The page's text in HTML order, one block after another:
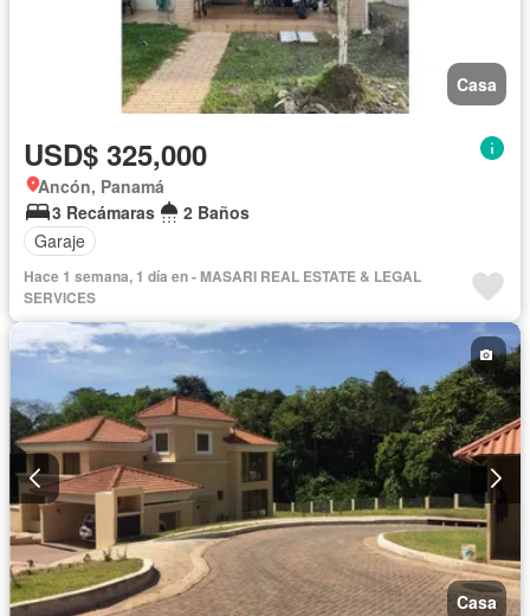
Casa
USD$ 325,000
Ancón, Panamá
3 Recámaras
2 Baños
Garaje
Hace 1 semana, 1 día en - MASARI REAL ESTATE & LEGAL
SERVICES
Casa